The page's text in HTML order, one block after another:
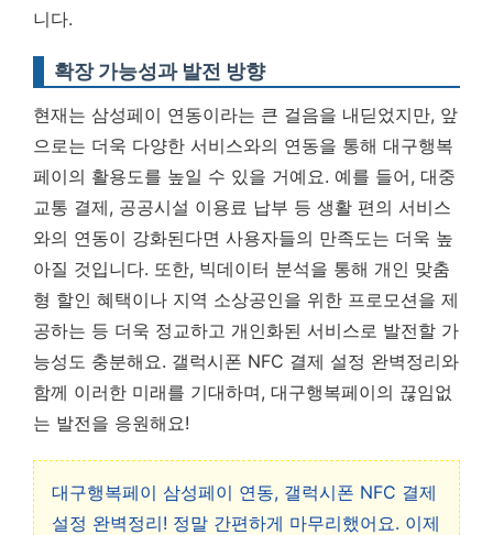
니다.
확장 가능성과 발전 방향
현재는 삼성페이 연동이라는 큰 걸음을 내딛었지만, 앞
으로는 더욱 다양한 서비스와의 연동을 통해 대구행복
페이의 활용도를 높일 수 있을 거예요. 예를 들어, 대중
교통 결제, 공공시설 이용료 납부 등 생활 편의 서비스
와의 연동이 강화된다면 사용자들의 만족도는 더욱 높
아질 것입니다. 또한, 빅데이터 분석을 통해 개인 맞춤
형 할인 혜택이나 지역 소상공인을 위한 프로모션을 제
공하는 등 더욱 정교하고 개인화된 서비스로 발전할 가
능성도 충분해요. 갤럭시폰 NFC 결제 설정 완벽정리와
함께 이러한 미래를 기대하며, 대구행복페이의 끊임없
는 발전을 응원해요!
대구행복페이 삼성페이 연동, 갤럭시폰 NFC 결제
설정 완벽정리! 정말 간편하게 마무리했어요. 이제